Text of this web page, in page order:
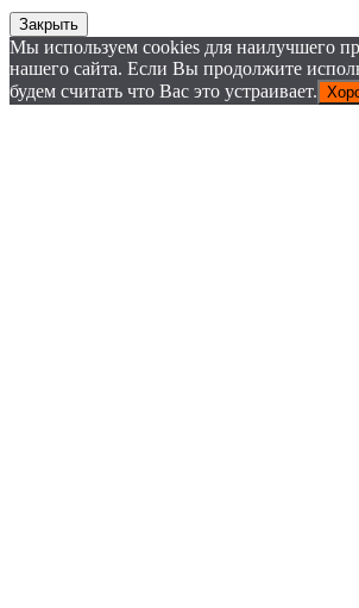
Закрыть
Мы используем cookies для наилучшего
нашего сайта. Если Вы продолжите
будем считать что Вас это устраивает.